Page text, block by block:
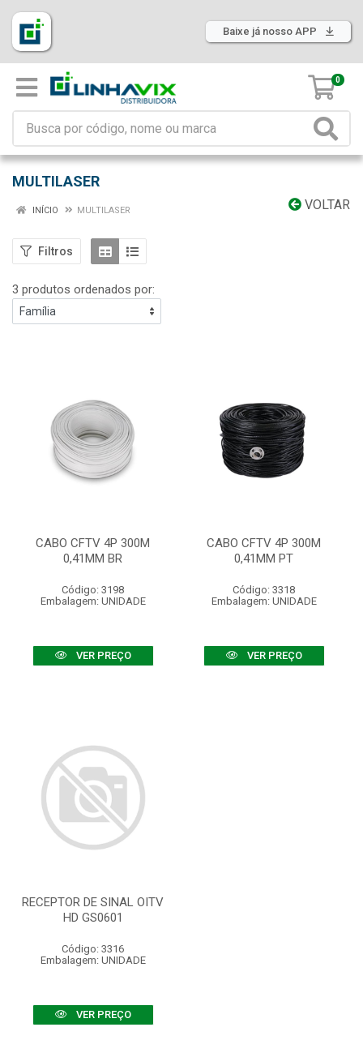
Baixe já nosso APP
0
MULTILASER
VOLTAR
INÍCIO MULTILASER
Filtros
3 produtos ordenados por:
CABO CFTV 4P 300M
0,41MM BR
Código: 3198
Embalagem: UNIDADE
VER PREÇO
CABO CFTV 4P 300M
0,41MM PT
Código: 3318
Embalagem: UNIDADE
VER PREÇO
RECEPTOR DE SINAL OITV
HD GS0601
Código: 3316
Embalagem: UNIDADE
VER PREÇO